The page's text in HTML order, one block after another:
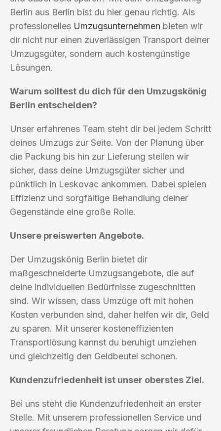
Berlin aus Berlin bist du hier genau richtig. Als
professionelles Umzugsunternehmen bieten wir
dir nicht nur einen zuverlässigen Transport deiner
Umzugsgüter, sondern auch kostengünstige
Lösungen.
Warum solltest du dich für den Umzugskönig
Berlin entscheiden?
Unser erfahrenes Team steht dir bei jedem Schritt
deines Umzugs zur Seite. Von der Planung über
die Packung bis hin zur Lieferung stellen wir
sicher, dass deine Umzugsgüter sicher und
pünktlich in Leskovac ankommen. Dabei spielen
Effizienz und sorgfältige Behandlung deiner
Gegenstände eine große Rolle.
Unsere preiswerten Angebote.
Der Umzugskönig Berlin bietet dir
maßgeschneiderte Umzugsangebote, die auf
deine individuellen Bedürfnisse zugeschnitten
sind. Wir wissen, dass Umzüge oft mit hohen
Kosten verbunden sind, daher helfen wir dir, Geld
zu sparen. Mit unserer kosteneffizienten
Transportlösung kannst du beruhigt umziehen
und gleichzeitig den Geldbeutel schonen.
Kundenzufriedenheit ist unser oberstes Ziel.
Bei uns steht die Kundenzufriedenheit an erster
Stelle. Mit unserem professionellen Service und